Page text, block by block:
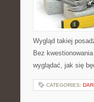
Wygląd takiej
Bez
wyglądać, jak się
CATEGORIES: